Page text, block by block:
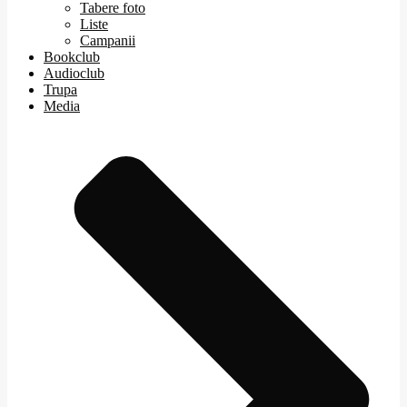
Tabere foto
Liste
Campanii
Bookclub
Audioclub
Trupa
Media